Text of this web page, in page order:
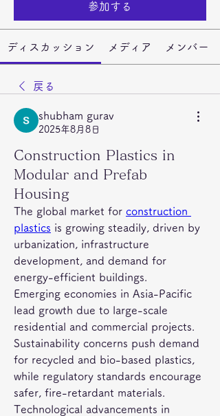
参加する
ディスカッション メディア メンバー
戻る
shubham gurav
2025年8月8日
Construction Plastics in
Modular and Prefab
Housing
The global market for construction
plastics is growing steadily, driven by
urbanization, infrastructure
development, and demand for
energy-efficient buildings.
Emerging economies in Asia-Pacific
lead growth due to large-scale
residential and commercial projects.
Sustainability concerns push demand
for recycled and bio-based plastics,
while regulatory standards encourage
safer, fire-retardant materials.
Technological advancements in